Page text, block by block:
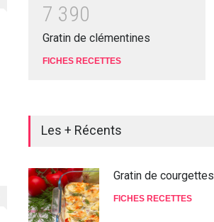
7 390
Gratin de clémentines
FICHES RECETTES
Les + Récents
Gratin de courgettes
FICHES RECETTES